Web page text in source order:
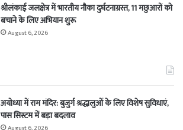
श्रीलंकाई जलक्षेत्र में भारतीय नौका दुर्घटनाग्रस्त, 11 मछुआरों को
बचाने के लिए अभियान शुरू
August 6, 2026
अयोध्या में राम मंदिर: बुजुर्ग श्रद्धालुओं के लिए विशेष सुविधाएं,
पास सिस्टम में बड़ा बदलाव